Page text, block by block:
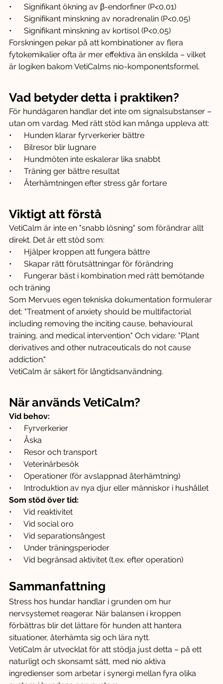
•      Signifikant ökning av β-endorfiner (P<0,01)
•      Signifikant minskning av noradrenalin (P<0,05)
•      Signifikant minskning av kortisol (P<0,05)
Forskningen pekar på att kombinationer av flera
fytokemikalier ofta är mer effektiva än enskilda – vilket
är logiken bakom VetiCalms nio-komponentsformel.
Vad betyder detta i praktiken?
För hundägaren handlar det inte om signalsubstanser –
utan om vardag. Med rätt stöd kan många uppleva att:
•      Hunden klarar fyrverkerier bättre
•      Bilresor blir lugnare
•      Hundmöten inte eskalerar lika snabbt
•      Träning ger bättre resultat
•      Återhämtningen efter stress går fortare
Viktigt att förstå
VetiCalm är inte en "snabb lösning" som förändrar allt
direkt. Det är ett stöd som:
•      Hjälper kroppen att fungera bättre
•      Skapar rätt förutsättningar för förändring
•      Fungerar bäst i kombination med rätt bemötande
och träning
Som Mervues egen tekniska dokumentation formulerar
det: "Treatment of anxiety should be multifactorial
including removing the inciting cause, behavioural
training, and medical intervention." Och vidare: "Plant
derivatives and other nutraceuticals do not cause
addiction."
VetiCalm är säkert för långtidsanvändning.
När används VetiCalm?
Vid behov:
•      Fyrverkerier
•      Åska
•      Resor och transport
•      Veterinärbesök
•      Operationer (för avslappnad återhämtning)
•      Introduktion av nya djur eller människor i hushållet
Som stöd över tid:
•      Vid reaktivitet
•      Vid social oro
•      Vid separationsångest
•      Under träningsperioder
•      Vid begränsad aktivitet (t.ex. efter operation)
Sammanfattning
Stress hos hundar handlar i grunden om hur
nervsystemet reagerar. När balansen i kroppen
förbättras blir det lättare för hunden att hantera
situationer, återhämta sig och lära nytt.
VetiCalm är utvecklat för att stödja just detta – på ett
naturligt och skonsamt sätt, med nio aktiva
ingredienser som arbetar i synergi mellan fyra olika